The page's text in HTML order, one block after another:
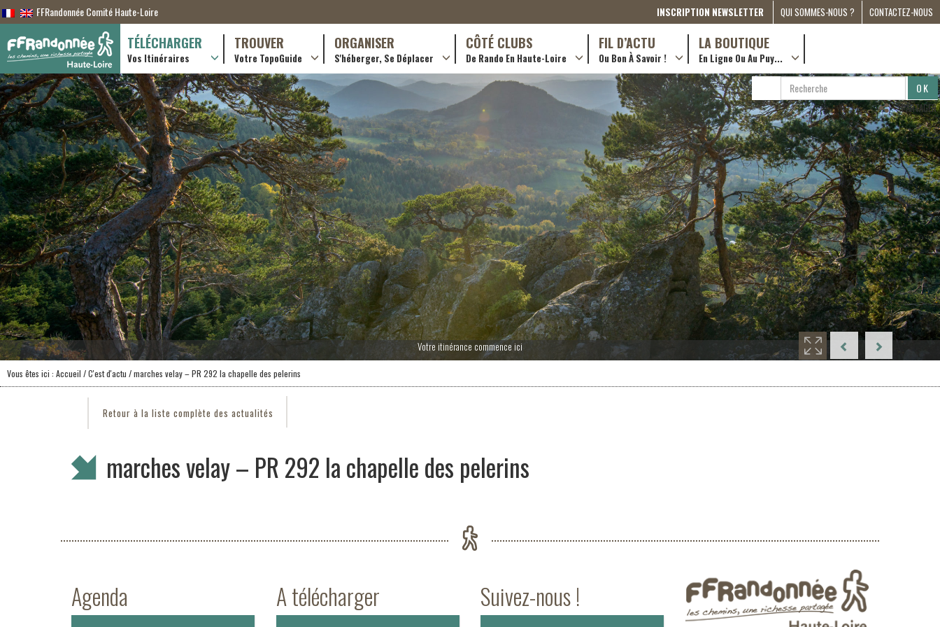
Votre itinérance commence ici
FFRandonnée Comité Haute-Loire INSCRIPTION NEWSLETTER
QUI SOMMES-NOUS ?
A PROPOS
PRESSE
PARTENARIATS
ESPACE MÉDIA
COMPAGNON DE ROUTE
2022
CONTACTEZ-NOUS
TÉLÉCHARGER
Vos Itinéraires
TROUVER
Votre TopoGuide
Randonnées itinerantes (GR)
Randonnées à la journée (PR)
Boutique en ligne
Pratique & conseils
ORGANISER
S'héberger, Se Déplacer
Hôtellerie
Gîtes et chambres d’hôtes
Campings
Restaurants
Transporteurs & services
CÔTÉ CLUBS
De Rando En Haute-Loire
Formations en rando 2024
Rando douce
Trouver un club
Adhérer
Créer un club
Ordre de mission et note de frais
FIL D’ACTU
Ou Bon À Savoir !
LA BOUTIQUE
En Ligne Ou Au Puy...
… en ville !
…en ligne !
RECHERCHER
RECHERCHE
PARTAGER
Vous êtes ici : Accueil /C'est d'actu / marches velay – PR 292 la chapelle des pelerins
Retour à la liste complète des actualités
marches velay – PR 292 la chapelle des pelerins
Agenda A télécharger Suivez-nous !